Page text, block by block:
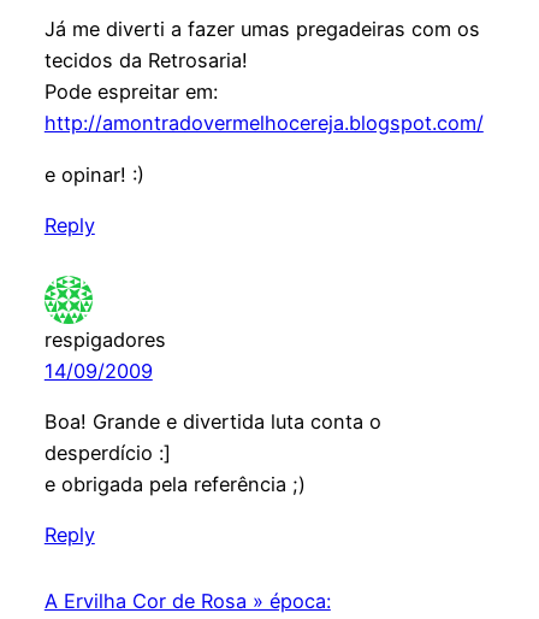
Já me diverti a fazer umas pregadeiras com os
tecidos da Retrosaria!
Pode espreitar em:
http://amontradovermelhocereja.blogspot.com/
e opinar! :)
Reply
respigadores
14/09/2009
Boa! Grande e divertida luta conta o
desperdício :]
e obrigada pela referência ;)
Reply
A Ervilha Cor de Rosa » época: